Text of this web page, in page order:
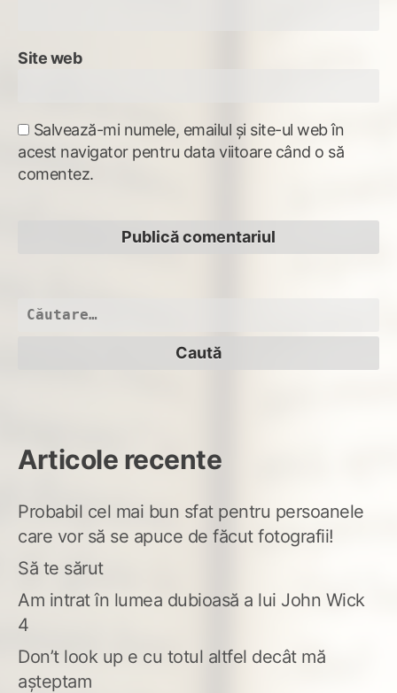
Site web
Salvează-mi numele, emailul și site-ul web în
acest navigator pentru data viitoare când o să
comentez.
Caută
Articole recente
Probabil cel mai bun sfat pentru persoanele
care vor să se apuce de făcut fotografii!
Să te sărut
Am intrat în lumea dubioasă a lui John Wick
4
Don’t look up e cu totul altfel decât mă
așteptam